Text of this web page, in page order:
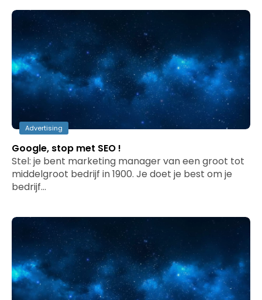
Advertising
Google, stop met SEO !
Stel: je bent marketing manager van een groot tot
middelgroot bedrijf in 1900. Je doet je best om je
bedrijf…